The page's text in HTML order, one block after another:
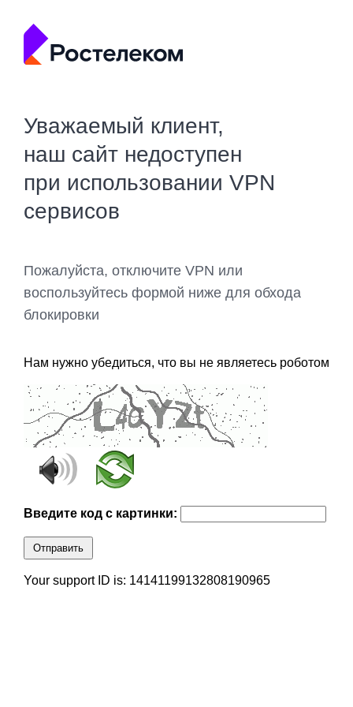
Уважаемый клиент,
наш сайт недоступен
при использовании VPN
сервисов
Пожалуйста, отключите VPN или
воспользуйтесь формой ниже для обхода
блокировки
Нам нужно убедиться, что вы не являетесь роботом
Введите код с картинки:
Отправить
Your support ID is: 14141199132808190965